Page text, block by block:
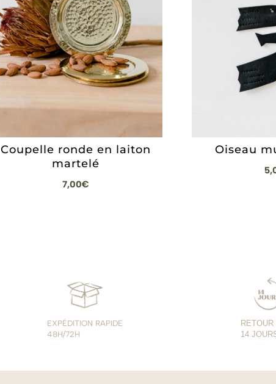
Coupelle ronde en laiton
martelé
7,00€
Oiseau
EXPÉDITION RAPIDE
48H/72H
RETOUR
14